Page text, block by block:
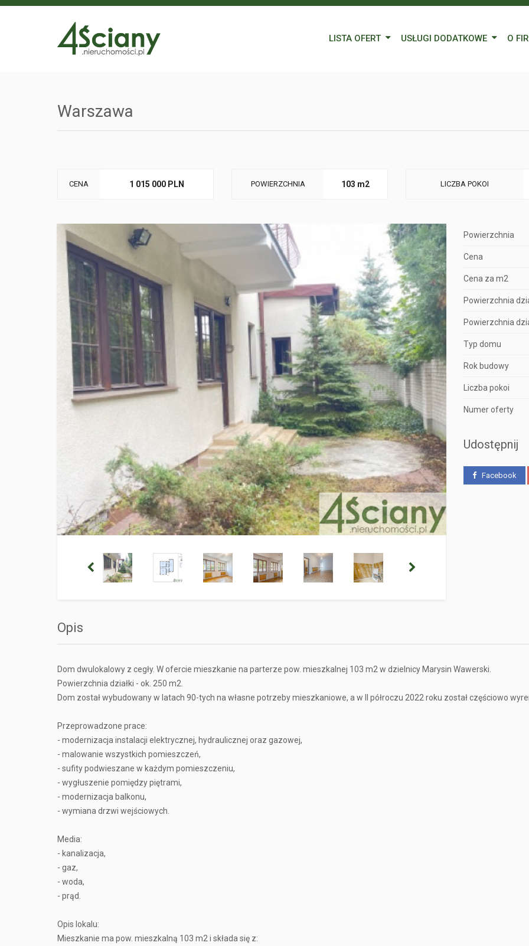
LISTA OFERT USŁUGI DODATKOWE O
Warszawa
CENA 1 015 000 PLN POWIERZCHNIA 103 m2 LICZBA POKOI
Powierzchnia
Cena
Cena za m2
Powierzchnia
Powierzchnia
Typ domu
Rok budowy
Liczba pokoi
Numer oferty
Udostępnij
Facebook
Opis
Dom dwulokalowy z cegły. W ofercie mieszkanie na parterze pow. mieszkalnej 103 m2 w dzielnicy Marysin Wawerski.
Powierzchnia działki - ok. 250 m2.
Dom został wybudowany w latach 90-tych na własne potrzeby mieszkaniowe, a w II półroczu 2022 roku został częściowo
Przeprowadzone prace:
- modernizacja instalacji elektrycznej, hydraulicznej oraz gazowej,
- malowanie wszystkich pomieszczeń,
- sufity podwieszane w każdym pomieszczeniu,
- wygłuszenie pomiędzy piętrami,
- modernizacja balkonu,
- wymiana drzwi wejściowych.
Media:
- kanalizacja,
- gaz,
- woda,
- prąd.
Opis lokalu:
Mieszkanie ma pow. mieszkalną 103 m2 i składa się z: